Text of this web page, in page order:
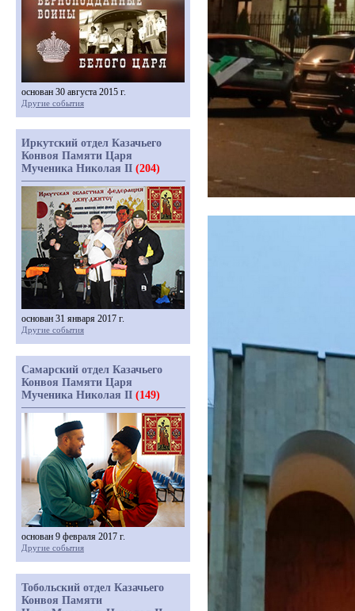
основан 30 августа 2015 г.
Другие события
Иркутский отдел Казачьего
Конвоя Памяти Царя
Мученика Николая II (204)
основан 31 января 2017 г.
Другие события
Самарский отдел Казачьего
Конвоя Памяти Царя
Мученика Николая II (149)
основан 9 февраля 2017 г.
Другие события
Тобольский отдел Казачьего
Конвоя Памяти